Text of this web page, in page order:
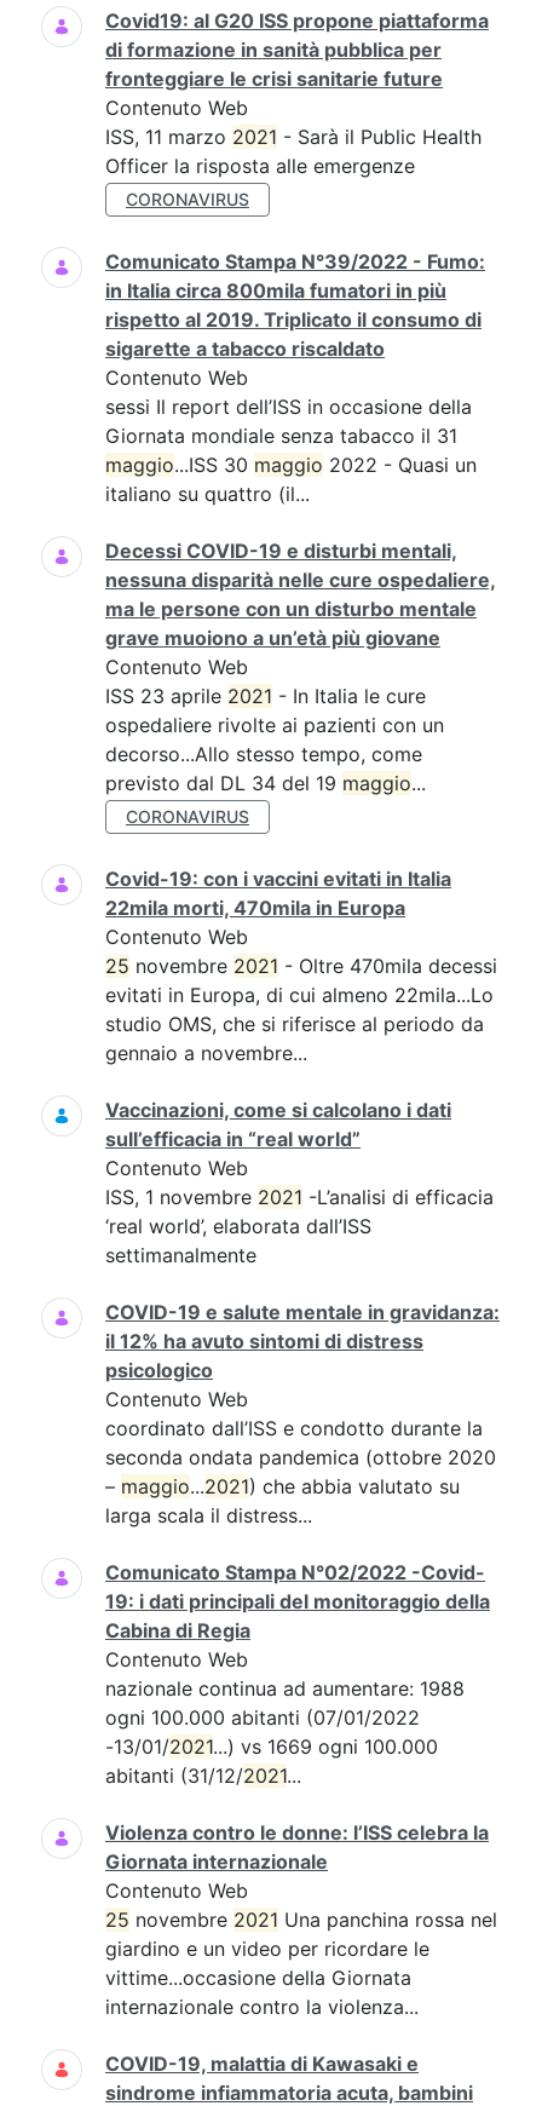
Covid19: al G20 ISS propone piattaforma
di formazione in sanità pubblica per
fronteggiare le crisi sanitarie future
Contenuto Web
ISS, 11 marzo 2021 - Sarà il Public Health
Officer la risposta alle emergenze
CORONAVIRUS
Comunicato Stampa N°39/2022 - Fumo:
in Italia circa 800mila fumatori in più
rispetto al 2019. Triplicato il consumo di
sigarette a tabacco riscaldato
Contenuto Web
sessi Il report dell’ISS in occasione della
Giornata mondiale senza tabacco il 31
maggio...ISS 30 maggio 2022 - Quasi un
italiano su quattro (il...
Decessi COVID-19 e disturbi mentali,
nessuna disparità nelle cure ospedaliere,
ma le persone con un disturbo mentale
grave muoiono a un’età più giovane
Contenuto Web
ISS 23 aprile 2021 - In Italia le cure
ospedaliere rivolte ai pazienti con un
decorso...Allo stesso tempo, come
previsto dal DL 34 del 19 maggio...
CORONAVIRUS
Covid-19: con i vaccini evitati in Italia
22mila morti, 470mila in Europa
Contenuto Web
25 novembre 2021 - Oltre 470mila decessi
evitati in Europa, di cui almeno 22mila...Lo
studio OMS, che si riferisce al periodo da
gennaio a novembre...
Vaccinazioni, come si calcolano i dati
sull’efficacia in “real world”
Contenuto Web
ISS, 1 novembre 2021 -L’analisi di efficacia
‘real world’, elaborata dall’ISS
settimanalmente
COVID-19 e salute mentale in gravidanza:
il 12% ha avuto sintomi di distress
psicologico
Contenuto Web
coordinato dall’ISS e condotto durante la
seconda ondata pandemica (ottobre 2020
– maggio...2021) che abbia valutato su
larga scala il distress...
Comunicato Stampa N°02/2022 -Covid-
19: i dati principali del monitoraggio della
Cabina di Regia
Contenuto Web
nazionale continua ad aumentare: 1988
ogni 100.000 abitanti (07/01/2022
-13/01/2021...) vs 1669 ogni 100.000
abitanti (31/12/2021...
Violenza contro le donne: l’ISS celebra la
Giornata internazionale
Contenuto Web
25 novembre 2021 Una panchina rossa nel
giardino e un video per ricordare le
vittime...occasione della Giornata
internazionale contro la violenza...
COVID-19, malattia di Kawasaki e
sindrome infiammatoria acuta, bambini